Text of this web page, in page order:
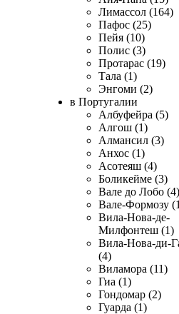
Лимассол (164)
Пафос (25)
Пейя (10)
Полис (3)
Протарас (19)
Тала (1)
Энгоми (2)
в Португалии
Албуфейра (5)
Алгош (1)
Алмансил (3)
Анхос (1)
Асотеяш (4)
Боликейме (3)
Вале до Лобо (4)
Вале-Формозу
Вила-Нова-де-
Милфонтеш (1)
Вила-Нова-ди-
(4)
Виламора (11)
Гиа (1)
Гондомар (2)
Гуарда (1)